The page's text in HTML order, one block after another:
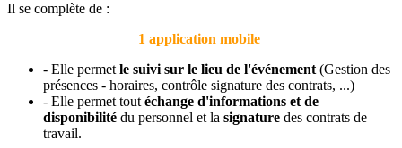
Il se complète de :
1 application mobile
- Elle permet le suivi sur le lieu de l'événement (Gestion des
présences - horaires, contrôle signature des contrats, ...)
- Elle permet tout échange d'informations et de
disponibilité du personnel et la signature des contrats de
travail.